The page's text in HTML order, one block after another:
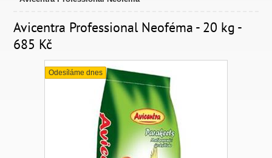
Avicentra Professional Neoféma - 20 kg -
685 Kč
Odesíláme dnes